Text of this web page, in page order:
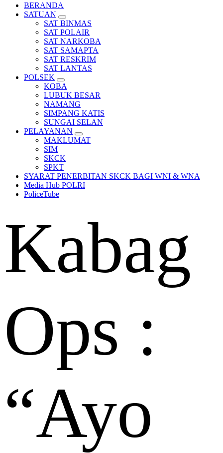
BERANDA
SATUAN
SAT BINMAS
SAT POLAIR
SAT NARKOBA
SAT SAMAPTA
SAT RESKRIM
SAT LANTAS
POLSEK
KOBA
LUBUK BESAR
NAMANG
SIMPANG KATIS
SUNGAI SELAN
PELAYANAN
MAKLUMAT
SIM
SKCK
SPKT
SYARAT PENERBITAN SKCK BAGI WNI & WNA
Media Hub POLRI
PoliceTube
Kabag
Ops :
“Ayo